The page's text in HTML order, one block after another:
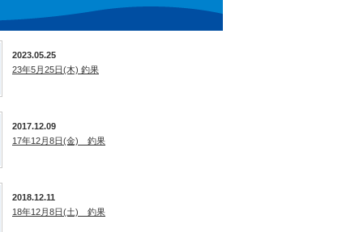
2023.05.25
23年5月25日(木) 釣果
2017.12.09
17年12月8日(金) 釣果
2018.12.11
18年12月8日(土) 釣果